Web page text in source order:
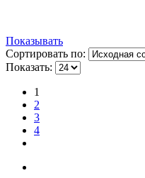
Показывать
Сортировать по:
Показать:
1
2
3
4